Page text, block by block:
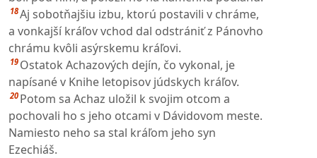
18Aj sobotňajšiu izbu, ktorú postavili v chráme,
a vonkajší kráľov vchod dal odstrániť z Pánovho
chrámu kvôli asýrskemu kráľovi.
19 Ostatok Achazových dejín, čo vykonal, je
napísané v Knihe letopisov júdskych kráľov.
20 Potom sa Achaz uložil k svojim otcom a
pochovali ho s jeho otcami v Dávidovom meste.
Namiesto neho sa stal kráľom jeho syn
Ezechiáš.